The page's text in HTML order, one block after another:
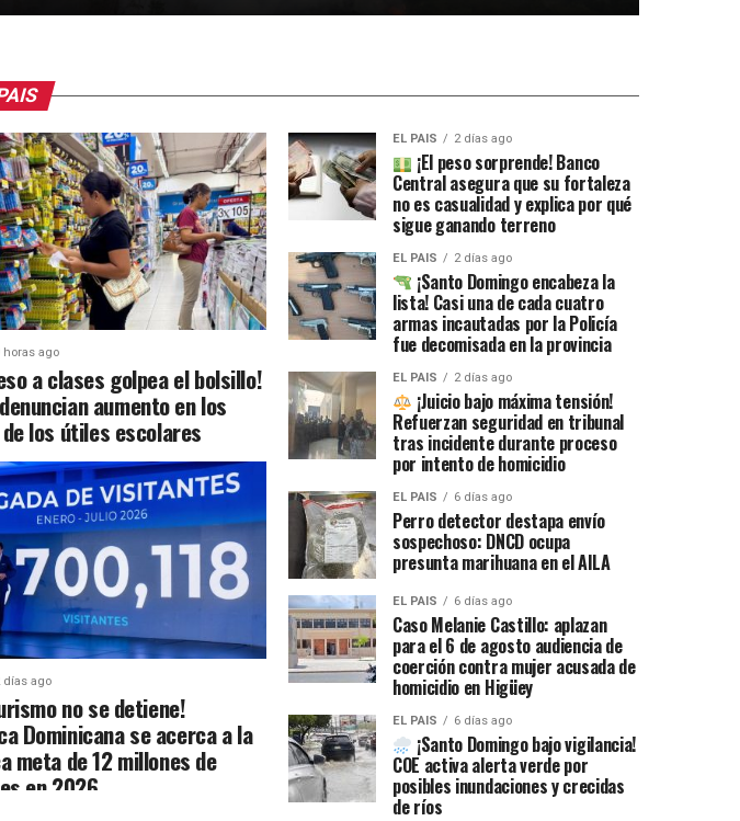
horas ago
a clases golpea el bolsillo!
aumento en los
los útiles escolares
días ago
no se detiene!
Dominicana se acerca a la
meta de 12 millones de
en 2026
EL PAIS 2 días ago
¡El peso sorprende! Banco
Central asegura que su fortaleza
no es casualidad y explica por qué
sigue ganando terreno
EL PAIS 2 días ago
¡Santo Domingo encabeza la
lista! Casi una de cada cuatro
armas incautadas por la Policía
fue decomisada en la provincia
EL PAIS 2 días ago
¡Juicio bajo máxima tensión!
Refuerzan seguridad en tribunal
tras incidente durante proceso
por intento de homicidio
EL PAIS 6 días ago
Perro detector destapa envío
sospechoso: DNCD ocupa
presunta marihuana en el AILA
EL PAIS 6 días ago
Caso Melanie Castillo: aplazan
para el 6 de agosto audiencia de
coerción contra mujer acusada de
homicidio en Higüey
EL PAIS 6 días ago
¡Santo Domingo bajo vigilancia!
COE activa alerta verde por
posibles inundaciones y crecidas
de ríos